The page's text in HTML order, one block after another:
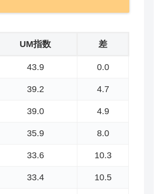
UM指数 差
43.9 0.0
39.2 4.7
39.0 4.9
35.9 8.0
33.6 10.3
33.4 10.5